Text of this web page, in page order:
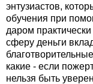
энтузиастов,
обучения при
даром
сферу деньги
какие - если
нельзя быть